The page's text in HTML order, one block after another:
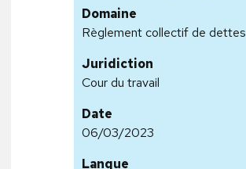
Domaine
Règlement collectif de dettes
Juridiction
Cour du travail
Date
06/03/2023
Langue